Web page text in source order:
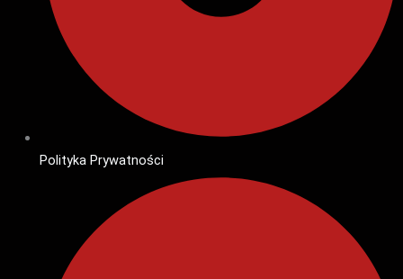
Polityka Prywatności